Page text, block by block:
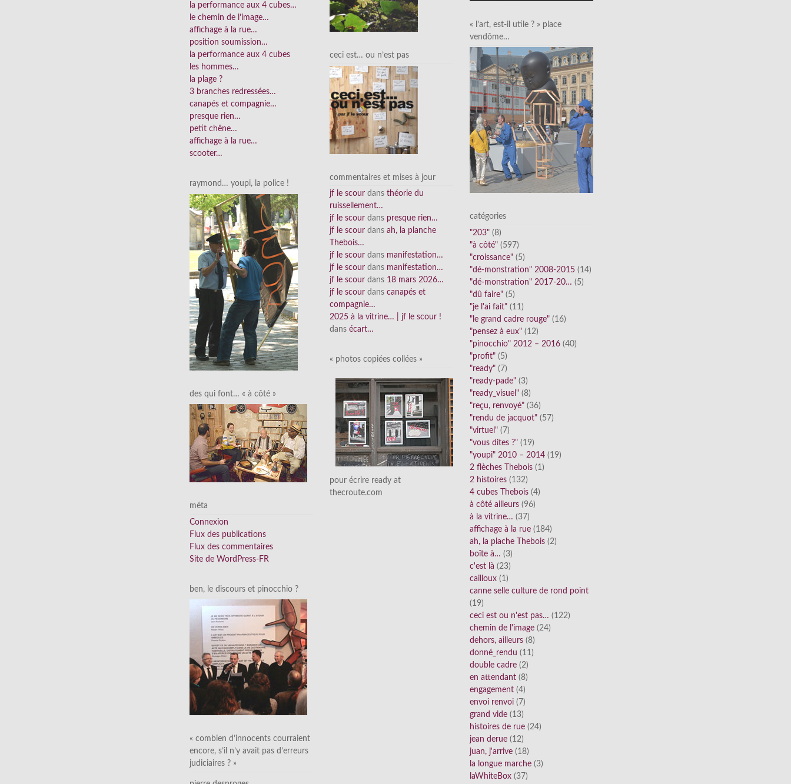
la performance aux 4 cubes…
le chemin de l’image…
affichage à la rue…
position soumission…
la performance aux 4 cubes
les hommes…
la plage ?
3 branches redressées…
canapés et compagnie…
presque rien…
petit chêne…
affichage à la rue…
scooter…
raymond… youpi, la police !
des qui font… « à côté »
méta
Connexion
Flux des publications
Flux des commentaires
Site de WordPress-FR
ben, le discours et pinocchio ?
« combien d’innocents courraient
encore, s’il n’y avait pas d’erreurs
judiciaires ? »
ceci est… ou n’est pas
commentaires et mises à jour
jf le scour dans théorie du
ruissellement…
jf le scour dans presque rien…
jf le scour dans ah, la planche
Thebois…
jf le scour dans manifestation…
jf le scour dans manifestation…
jf le scour dans 18 mars 2026…
jf le scour dans canapés et
compagnie…
2025 à la vitrine… | jf le scour !
dans écart…
« photos copiées collées »
pour écrire ready at
thecroute.com
« l’art, est-il utile ? » place
vendôme…
catégories
"203" (8)
"à côté" (597)
"croissance" (5)
"dé-monstration" 2008-2015 (14)
"dé-monstration" 2017-20… (5)
"dû faire" (5)
"je l'ai fait" (11)
"le grand cadre rouge" (16)
"pensez à eux" (12)
"pinocchio" 2012 – 2016 (40)
"profit" (5)
"ready" (7)
"ready-pade" (3)
"ready_visuel" (8)
"reçu, renvoyé" (36)
"rendu de jacquot" (57)
"virtuel" (7)
"vous dites ?" (19)
"youpi" 2010 – 2014 (19)
2 flèches Thebois (1)
2 histoires (132)
4 cubes Thebois (4)
à côté ailleurs (96)
à la vitrine… (37)
affichage à la rue (184)
ah, la plache Thebois (2)
boîte à… (3)
c'est là (23)
cailloux (1)
canne selle culture de rond point
(19)
ceci est ou n'est pas… (122)
chemin de l'image (24)
dehors, ailleurs (8)
donné_rendu (11)
double cadre (2)
en attendant (8)
engagement (4)
envoi renvoi (7)
grand vide (13)
histoires de rue (24)
jean derue (12)
juan, j'arrive (18)
la longue marche (3)
laWhiteBox (37)